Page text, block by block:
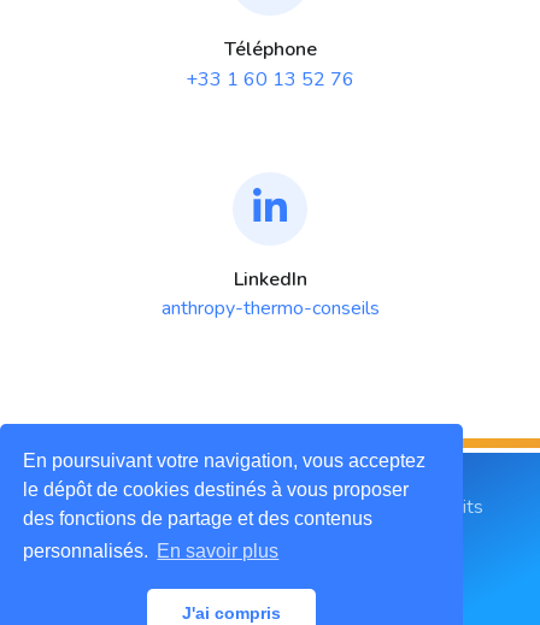
En poursuivant votre navigation, vous acceptez
le dépôt de cookies destinés à vous proposer
des fonctions de partage et des contenus
personnalisés. En savoir plus
J'ai compris
Téléphone
+33 1 60 13 52 76
LinkedIn
anthropy-thermo-conseils
2019 © ANTHROPY Thermo Conseils. Tous droits
réservés.
Mentions légales CGU